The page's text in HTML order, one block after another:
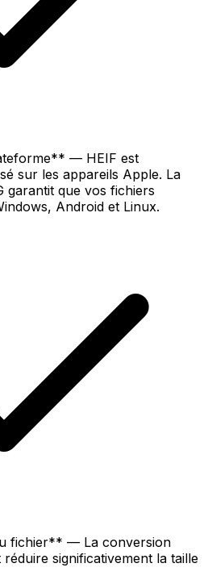
— HEIF est
sur les appareils Apple. La
garantit que vos fichiers
Android et Linux.
fichier** — La conversion
significativement la taille